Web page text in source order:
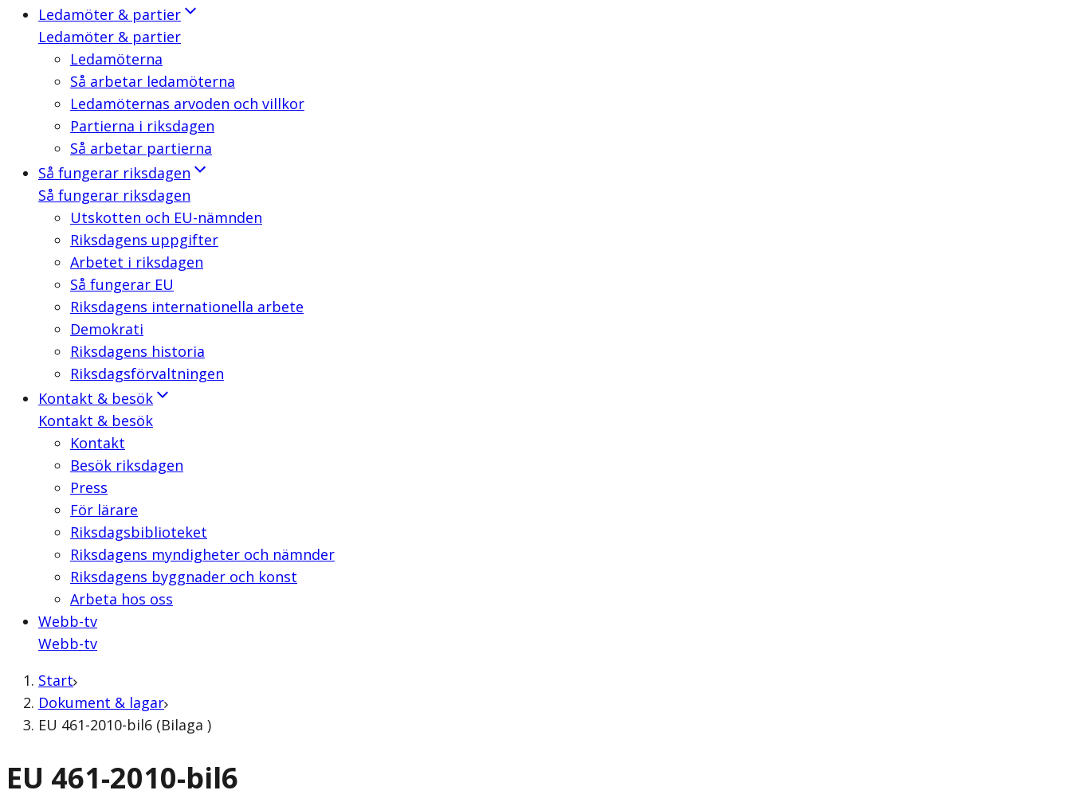
Ledamöter & partier
Ledamöter & partier
Ledamöterna
Så arbetar ledamöterna
Ledamöternas arvoden och villkor
Partierna i riksdagen
Så arbetar partierna
Så fungerar riksdagen
Så fungerar riksdagen
Utskotten och EU-nämnden
Riksdagens uppgifter
Arbetet i riksdagen
Så fungerar EU
Riksdagens internationella arbete
Demokrati
Riksdagens historia
Riksdagsförvaltningen
Kontakt & besök
Kontakt & besök
Kontakt
Besök riksdagen
Press
För lärare
Riksdagsbiblioteket
Riksdagens myndigheter och nämnder
Riksdagens byggnader och konst
Arbeta hos oss
Webb-tv
Webb-tv
Start
Dokument & lagar
EU 461-2010-bil6 (Bilaga )
EU 461-2010-bil6